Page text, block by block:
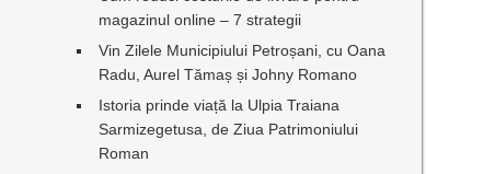
magazinul online – 7 strategii
Vin Zilele Municipiului Petroșani, cu Oana
Radu, Aurel Tămaș și Johny Romano
Istoria prinde viață la Ulpia Traiana
Sarmizegetusa, de Ziua Patrimoniului
Roman